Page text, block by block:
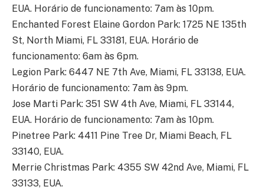
EUA. Horário de funcionamento: 7am às 10pm.
Enchanted Forest Elaine Gordon Park: 1725 NE 135th
St, North Miami, FL 33181, EUA. Horário de
funcionamento: 6am às 6pm.
Legion Park: 6447 NE 7th Ave, Miami, FL 33138, EUA.
Horário de funcionamento: 7am às 9pm.
Jose Marti Park: 351 SW 4th Ave, Miami, FL 33144,
EUA. Horário de funcionamento: 7am às 10pm.
Pinetree Park: 4411 Pine Tree Dr, Miami Beach, FL
33140, EUA.
Merrie Christmas Park: 4355 SW 42nd Ave, Miami, FL
33133, EUA.